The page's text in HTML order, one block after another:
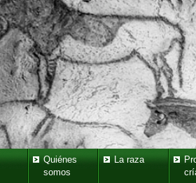
Quiénes
somos
La raza